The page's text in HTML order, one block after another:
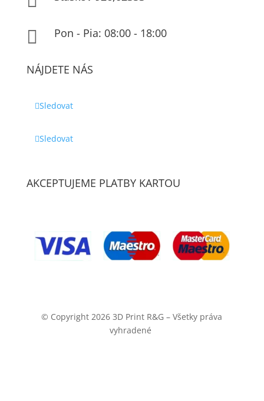
 Pon - Pia: 08:00 - 18:00
NÁJDETE NÁS
Sledovat
Sledovat
AKCEPTUJEME PLATBY KARTOU
© Copyright 2026 3D Print R&G – Všetky práva
vyhradené